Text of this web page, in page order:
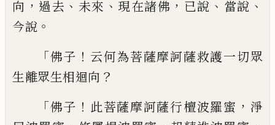
向 ， 過去 、 未來 、 現在諸佛 ， 已說 、 當說 、
今說 。
「佛子 ！ 云何為菩薩摩訶薩救護一切眾
生離眾生相迴向 ？
「佛子 ！ 此菩薩摩訶薩行檀波羅蜜 ， 淨